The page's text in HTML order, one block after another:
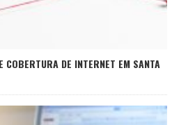
COBERTURA DE INTERNET EM SANTA